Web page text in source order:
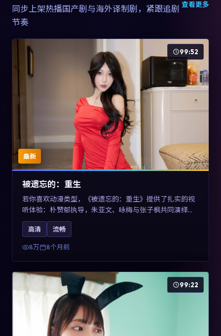
同步上架热播国产剧与海外译制剧，紧跟追剧
节奏
查看更多
最新
99:52
被遗忘的：重生
若你喜欢动漫类型，《被遗忘的：重生》提供了扎实的视
听体验：朴赞郁执导，朱亚文、咏梅与张子枫共同演绎。
影片2025年于法国上映，内容用喜剧外壳包裹对现实规则
的温和反讽，关键词包含高清流畅、人物关系与情节反
转，适合检索「2025动漫」「法国电影」的用户。
高清 流畅
8万 8个月前
99:22